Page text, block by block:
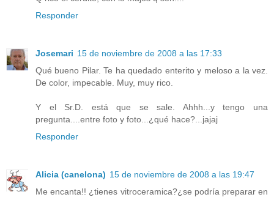
Responder
Josemari 15 de noviembre de 2008 a las 17:33
Qué bueno Pilar. Te ha quedado enterito y meloso a la vez.
De color, impecable. Muy, muy rico.
Y el Sr.D. está que se sale. Ahhh...y tengo una
pregunta....entre foto y foto...¿qué hace?...jajaj
Responder
Alicia (canelona) 15 de noviembre de 2008 a las 19:47
Me encanta!! ¿tienes vitroceramica?¿se podría preparar en